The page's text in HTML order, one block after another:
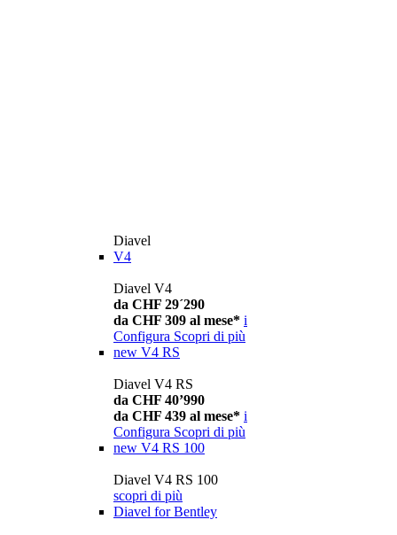
Diavel
V4
Diavel V4
da CHF 29´290
da CHF 309 al mese* i
Configura Scopri di più
new V4 RS
Diavel V4 RS
da CHF 40’990
da CHF 439 al mese* i
Configura Scopri di più
new V4 RS 100
Diavel V4 RS 100
scopri di più
Diavel for Bentley